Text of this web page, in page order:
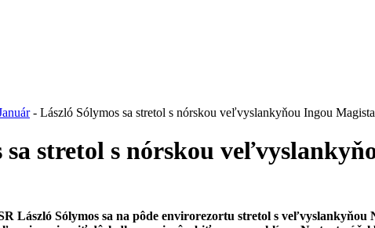
- László Sólymos sa stretol s nórskou veľvyslankyňou Ingou
sa stretol s nórskou
László Sólymos sa na pôde envirorezortu stretol s